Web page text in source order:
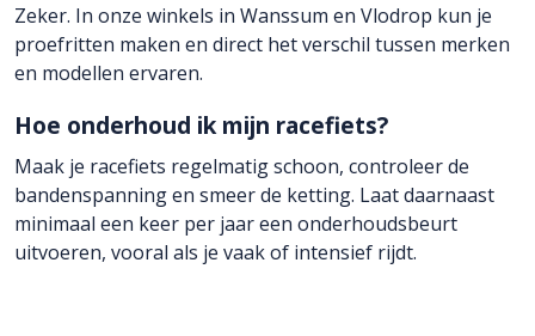
Zeker. In onze winkels in Wanssum en Vlodrop kun je
proefritten maken en direct het verschil tussen merken
en modellen ervaren.
Hoe onderhoud ik mijn racefiets?
Maak je racefiets regelmatig schoon, controleer de
bandenspanning en smeer de ketting. Laat daarnaast
minimaal een keer per jaar een onderhoudsbeurt
uitvoeren, vooral als je vaak of intensief rijdt.